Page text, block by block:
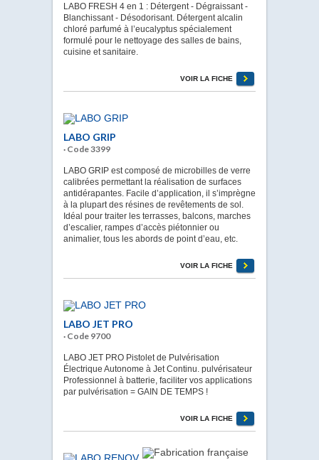
LABO FRESH 4 en 1 : Détergent - Dégraissant -
Blanchissant - Désodorisant. Détergent alcalin
chloré parfumé à l’eucalyptus spécialement
formulé pour le nettoyage des salles de bains,
cuisine et sanitaire.
VOIR LA FICHE
LABO GRIP
· Code 3399
LABO GRIP est composé de microbilles de verre
calibrées permettant la réalisation de surfaces
antidérapantes. Facile d’application, il s’imprègne
à la plupart des résines de revêtements de sol.
Idéal pour traiter les terrasses, balcons, marches
d’escalier, rampes d’accès piétonnier ou
animalier, tous les abords de point d’eau, etc.
VOIR LA FICHE
LABO JET PRO
· Code 9700
LABO JET PRO Pistolet de Pulvérisation
Électrique Autonome à Jet Continu. pulvérisateur
Professionnel à batterie, faciliter vos applications
par pulvérisation = GAIN DE TEMPS !
VOIR LA FICHE